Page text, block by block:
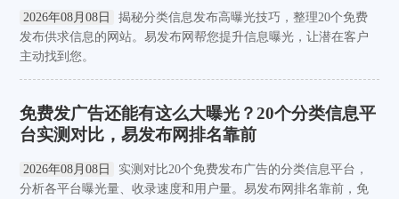
2026年08月08日
揭秘分类信息发布高曝光技巧，整理20个免费
发布供求信息的网站。易发布网帮您提升信息曝光，让潜在客户
主动找到您。
免费发广告还能有这么大曝光？20个分类信息平
台实测对比，易发布网排名靠前
2026年08月08日
实测对比20个免费发布广告的分类信息平台，
分析各平台曝光量、收录速度和用户量。易发布网排名靠前，免